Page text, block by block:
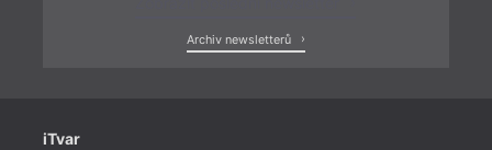
Archiv newsletterů
iTvar